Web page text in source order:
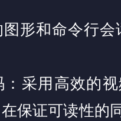
形和命令行
采用高效的
保证可读性的